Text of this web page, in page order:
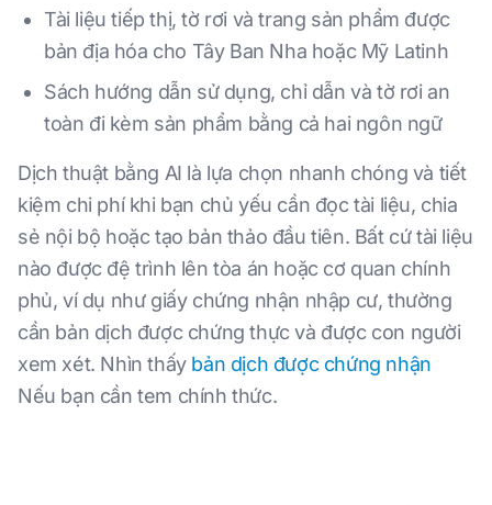
Tài liệu tiếp thị, tờ rơi và trang sản phẩm được
bản địa hóa cho Tây Ban Nha hoặc Mỹ Latinh
Sách hướng dẫn sử dụng, chỉ dẫn và tờ rơi an
toàn đi kèm sản phẩm bằng cả hai ngôn ngữ
Dịch thuật bằng AI là lựa chọn nhanh chóng và tiết
kiệm chi phí khi bạn chủ yếu cần đọc tài liệu, chia
sẻ nội bộ hoặc tạo bản thảo đầu tiên. Bất cứ tài liệu
nào được đệ trình lên tòa án hoặc cơ quan chính
phủ, ví dụ như giấy chứng nhận nhập cư, thường
cần bản dịch được chứng thực và được con người
xem xét. Nhìn thấy bản dịch được chứng nhận
Nếu bạn cần tem chính thức.